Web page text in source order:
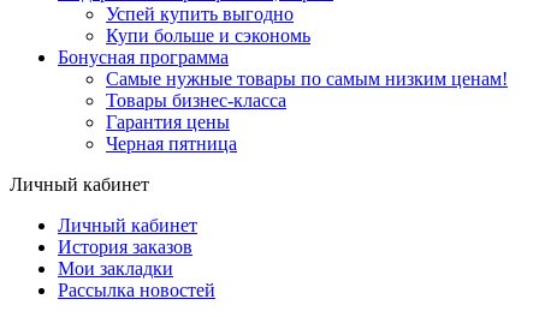
Успей купить выгодно
Купи больше и сэкономь
Бонусная программа
Самые нужные товары по самым низким ценам!
Товары бизнес-класса
Гарантия цены
Черная пятница
Личный кабинет
Личный кабинет
История заказов
Мои закладки
Рассылка новостей